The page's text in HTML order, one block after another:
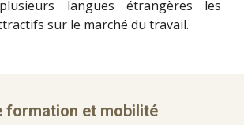
langues étrangères les
sur le marché du travail.
formation et mobilité